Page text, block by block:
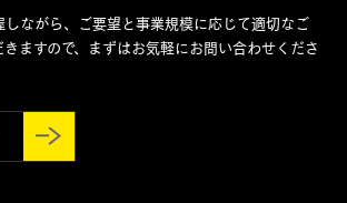
ながら、ご要望と事業規模に応じて適切なご
ますので、まずはお気軽にお問い合わせくださ